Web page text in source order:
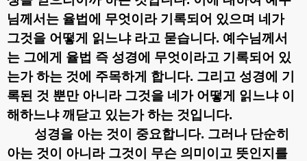
님께서는 율법에 무엇이라 기록되어 있으며 네가
그것을 어떻게 읽느냐 라고 묻습니다. 예수님께서
는 그에게 율법 즉 성경에 무엇이라고 기록되어 있
는가 하는 것에 주목하게 합니다. 그리고 성경에 기
록된 것 뿐만 아니라 그것을 네가 어떻게 읽느냐 이
해하느냐 깨닫고 있는가 하는 것입니다.
성경을 아는 것이 중요합니다. 그러나 단순히
아는 것이 아니라 그것이 무슨 의미이고 뜻인지를